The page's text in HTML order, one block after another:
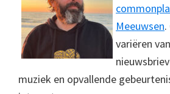
Meeuwsen
variëren
muziek en opvallende